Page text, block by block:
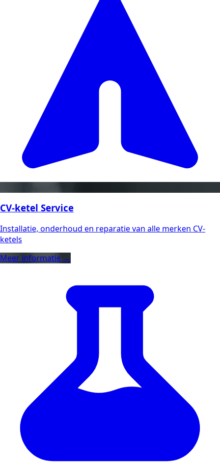
CV-ketel Service
Installatie, onderhoud en reparatie van alle merken CV-
ketels
Meer informatie →